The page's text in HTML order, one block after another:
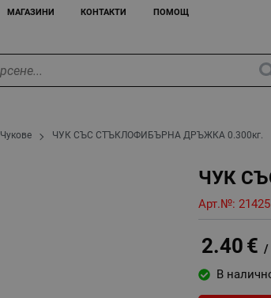
МАГАЗИНИ КОНТАКТИ ПОМОЩ
Чукове ЧУК СЪС СТЪКЛОФИБЪРНА ДРЪЖКА 0.300кг.
ЧУК
Арт.№: 21425
2.40 € /
В